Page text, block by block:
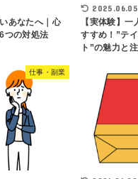
あなたへ｜心
つの対処法
2025.06.05
【実体験】
すすめ！”テ
ト”の魅力と
仕事・副業